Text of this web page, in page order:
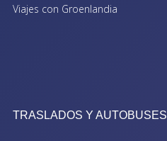
Viajes con Groenlandia
TRASLADOS Y AUTOBUSES